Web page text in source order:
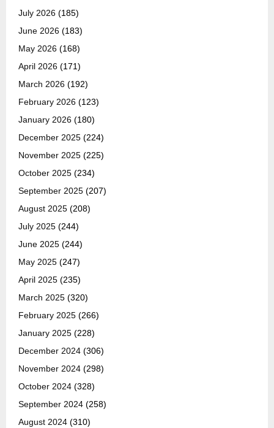
July 2026 (185)
June 2026 (183)
May 2026 (168)
April 2026 (171)
March 2026 (192)
February 2026 (123)
January 2026 (180)
December 2025 (224)
November 2025 (225)
October 2025 (234)
September 2025 (207)
August 2025 (208)
July 2025 (244)
June 2025 (244)
May 2025 (247)
April 2025 (235)
March 2025 (320)
February 2025 (266)
January 2025 (228)
December 2024 (306)
November 2024 (298)
October 2024 (328)
September 2024 (258)
August 2024 (310)